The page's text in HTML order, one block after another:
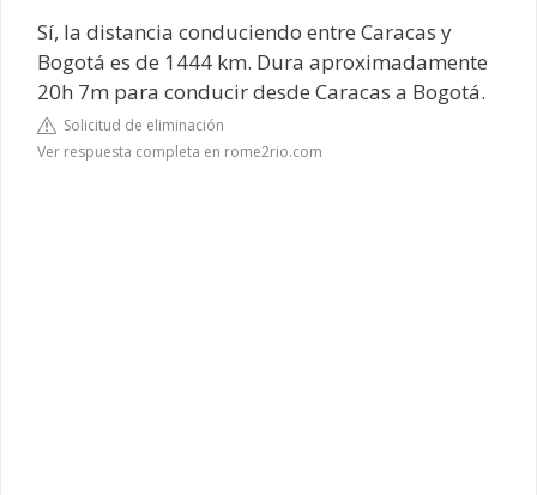
Sí, la distancia conduciendo entre Caracas y
Bogotá es de 1444 km. Dura aproximadamente
20h 7m para conducir desde Caracas a Bogotá.
Solicitud de eliminación
Ver respuesta completa en rome2rio.com